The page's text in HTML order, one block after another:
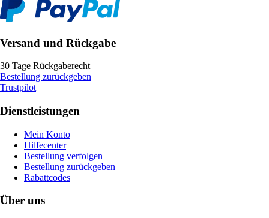
Versand und Rückgabe
30 Tage Rückgaberecht
Bestellung zurückgeben
Trustpilot
Dienstleistungen
Mein Konto
Hilfecenter
Bestellung verfolgen
Bestellung zurückgeben
Rabattcodes
Über uns